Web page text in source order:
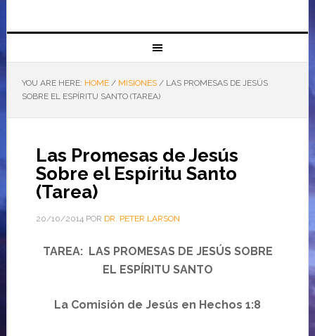
YOU ARE HERE: HOME / MISIONES /LAS PROMESAS DE JESÚS
SOBRE EL ESPÍRITU SANTO (TAREA)
Las Promesas de Jesús
Sobre el Espíritu Santo
(Tarea)
20/10/2014POR DR. PETER LARSON
TAREA: LAS PROMESAS DE JESÚS SOBRE
EL ESPÍRITU SANTO
La Comisión de Jesús en Hechos 1:8